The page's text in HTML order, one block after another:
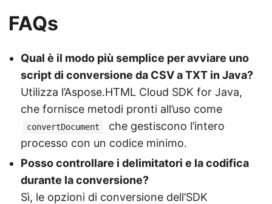
FAQs
Qual è il modo più semplice per avviare uno
script di conversione da CSV a TXT in Java?
Utilizza l’Aspose.HTML Cloud SDK for Java,
che fornisce metodi pronti all’uso come
convertDocument
che gestiscono l’intero
processo con un codice minimo.
Posso controllare i delimitatori e la codifica
durante la conversione?
Sì, le opzioni di conversione dell’SDK